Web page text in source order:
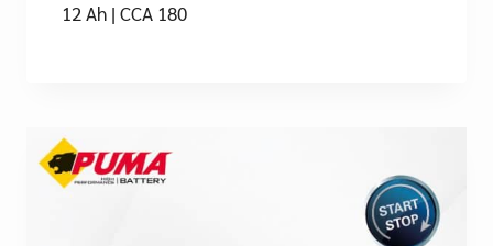
12 Ah | CCA 180